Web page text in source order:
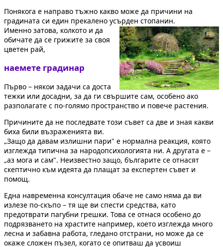
Понякога е направо тъжно какво може да причини на
градината си един прекалено усърден стопанин.
Именно затова, колкото и да
обичате да се грижите за своя
цветен рай,
наемете градинар
Първо – някои задачи са доста
тежки или досадни, за да ги свършите сам, особено ако
разполагате с по-голямо пространство и повече растения.
Причините да не последвате този съвет са две и зная какви
биха били възраженията ви.
„Защо да давам излишни пари" е нормална реакция, която
изглежда типична за народопсихологията ни. А другата е –
„аз мога и сам". Неизвестно защо, българите се отнасят
скептично към идеята да плащат за експертен съвет и
помощ.
Една навременна консултация обаче не само няма да ви
излезе по-скъпо – тя ще ви спести средства, като
предотврати пагубни грешки. Това се отнася особено до
подрязването на храстите например, което изглежда много
лесна и забавна работа, гледано отстрани, но може да се
окаже сложен пъзел, когато се опитваш да усвоиш